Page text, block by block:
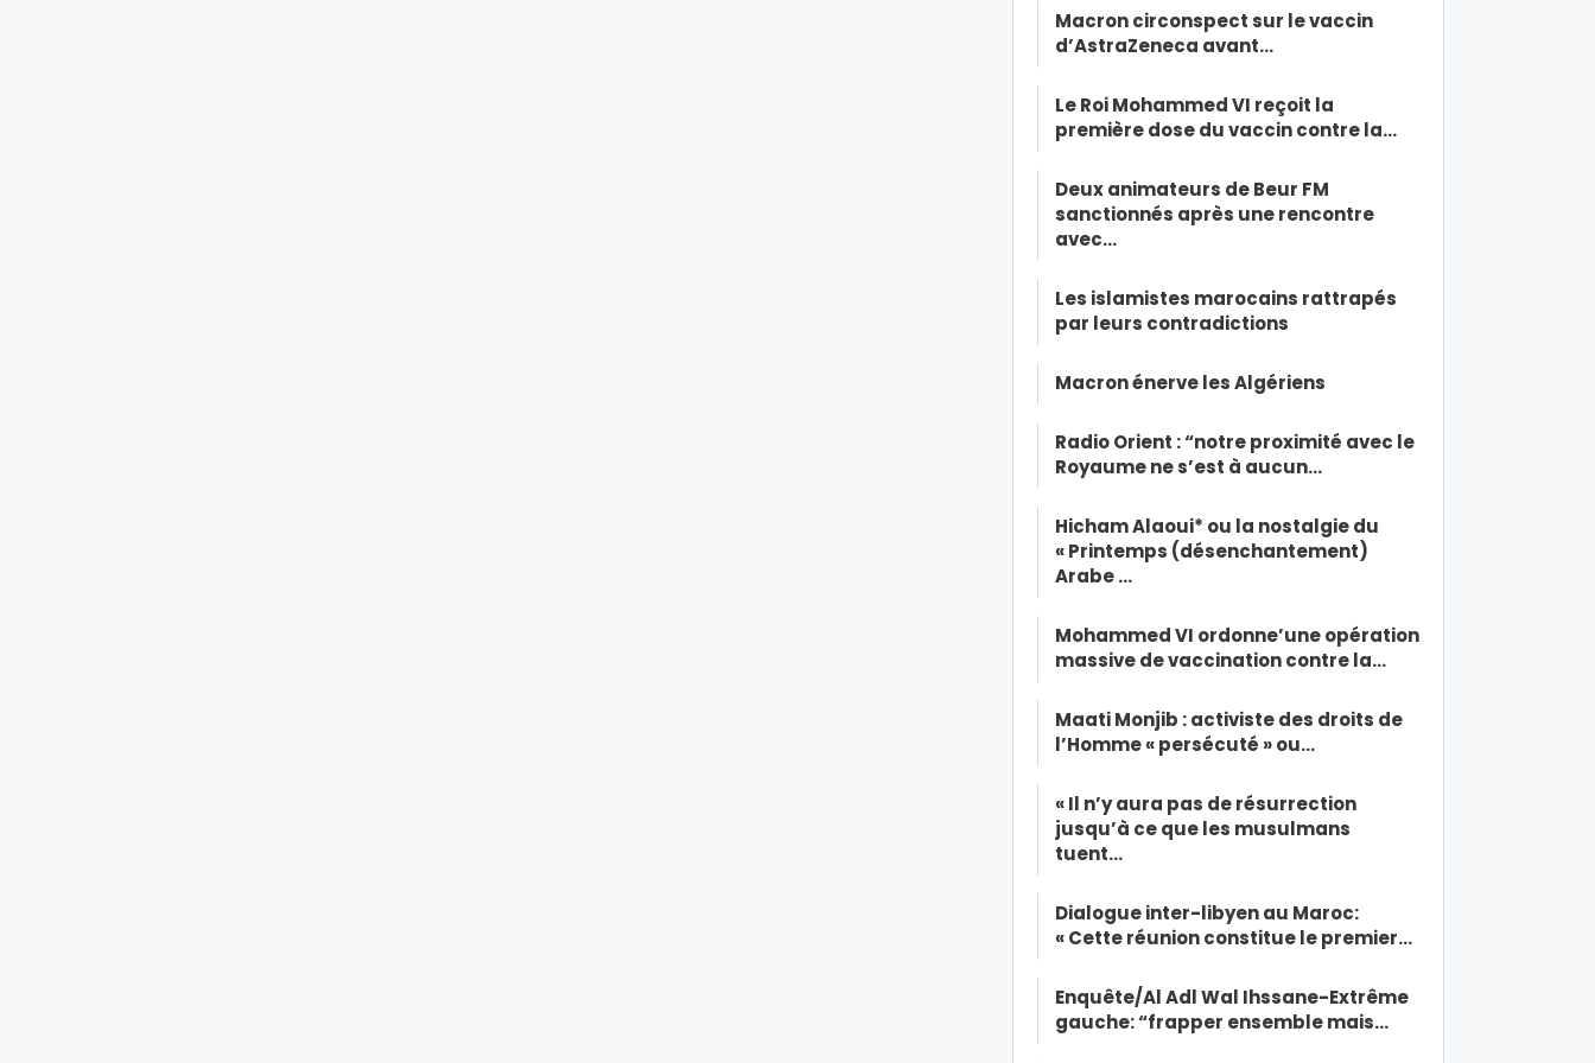
Macron circonspect sur le vaccin
d’AstraZeneca avant…
Le Roi Mohammed VI reçoit la
première dose du vaccin contre la…
Deux animateurs de Beur FM
sanctionnés après une rencontre
avec…
Les islamistes marocains rattrapés
par leurs contradictions
Macron énerve les Algériens
Radio Orient : “notre proximité avec le
Royaume ne s’est à aucun…
Hicham Alaoui* ou la nostalgie du
« Printemps (désenchantement)
Arabe …
Mohammed VI ordonne’une opération
massive de vaccination contre la…
Maati Monjib : activiste des droits de
l’Homme « persécuté » ou…
« Il n’y aura pas de résurrection
jusqu’à ce que les musulmans
tuent…
Dialogue inter-libyen au Maroc:
« Cette réunion constitue le premier…
Enquête/Al Adl Wal Ihssane-Extrême
gauche: “frapper ensemble mais…